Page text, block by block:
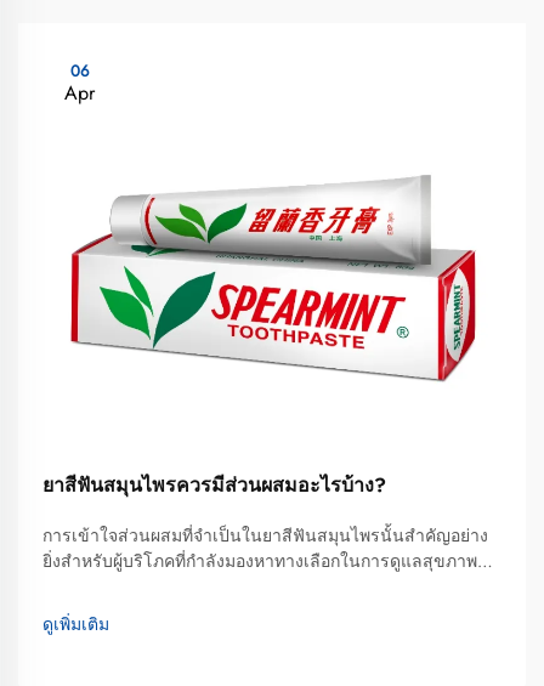
06
Apr
ยาสีฟันสมุนไพรควรมีส่วนผสมอะไรบ้าง?
การเข้าใจส่วนผสมที่จำเป็นในยาสีฟันสมุนไพรนั้นสำคัญอย่าง
ยิ่งสำหรับผู้บริโภคที่กำลังมองหาทางเลือกในการดูแลสุขภาพ
ประสิทธิภาพกับประโยชน์จากพืชสมุนไพรได้ ต่างจากยาสีฟัน
ทั่วไปที่พึ่งพาสารสังเคราะห์เป็นหลัก...
ดูเพิ่มเติม